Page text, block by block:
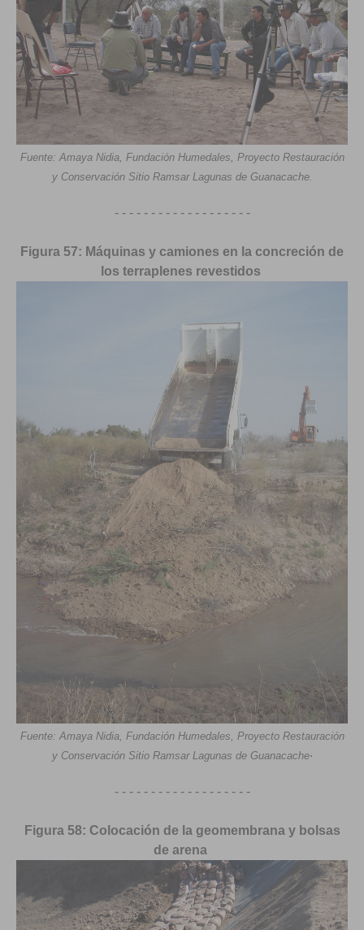
Fuente: Amaya Nidia, Fundación Humedales, Proyecto Restauración
y Conservación Sitio Ramsar Lagunas de Guanacache.
- - - - - - - - - - - - - - - - - - -
Figura 57: Máquinas y camiones en la concreción de
los terraplenes revestidos
Fuente: Amaya Nidia, Fundación Humedales, Proyecto Restauración
y Conservación Sitio Ramsar Lagunas de Guanacache.
- - - - - - - - - - - - - - - - - - -
Figura 58: Colocación de la geomembrana y bolsas
de arena